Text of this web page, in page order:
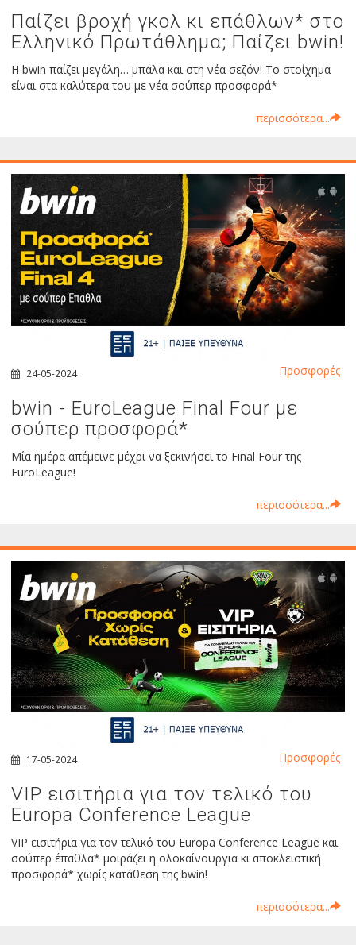
Παίζει βροχή γκολ κι επάθλων* στο
Ελληνικό Πρωτάθλημα; Παίζει bwin!
Η bwin παίζει μεγάλη… μπάλα και στη νέα σεζόν! Το στοίχημα
είναι στα καλύτερα του με νέα σούπερ προσφορά*
περισσότερα...
24-05-2024
bwin - EuroLeague Final Four με
σούπερ προσφορά*
Μία ημέρα απέμεινε μέχρι να ξεκινήσει το Final Four της
EuroLeague!
περισσότερα...
Προσφορές
17-05-2024
VIP εισιτήρια για τον τελικό του
Europa Conference League
VIP εισιτήρια για τον τελικό του Europa Conference League και
σούπερ έπαθλα* μοιράζει η ολοκαίνουργια κι αποκλειστική
προσφορά* χωρίς κατάθεση της bwin!
περισσότερα...
Προσφορές